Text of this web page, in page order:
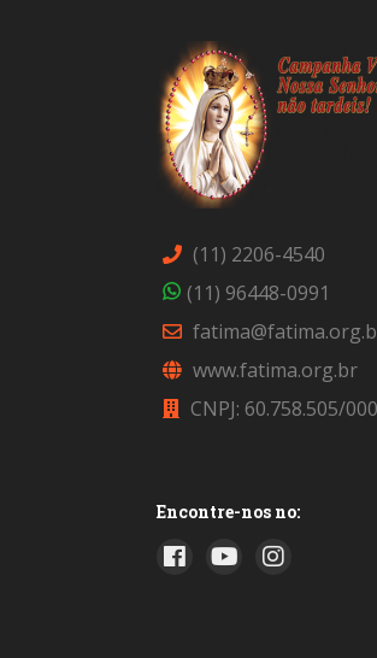
(11) 2206-4540
(11) 96448-0991
www.fatima.org.br
CNPJ: 60.758.505/
Encontre-nos no: